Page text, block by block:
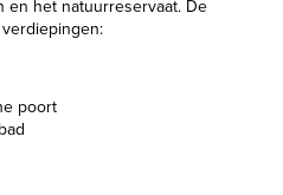
en het natuurreservaat. De
poort